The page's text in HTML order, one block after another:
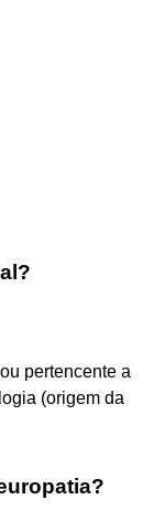
pertencente a
(origem da